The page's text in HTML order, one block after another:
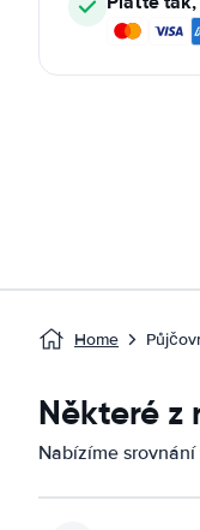
Home
Některé z
Nabízíme